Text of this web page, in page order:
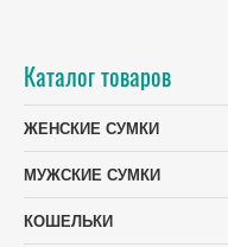
Каталог товаров
ЖЕНСКИЕ СУМКИ
МУЖСКИЕ СУМКИ
КОШЕЛЬКИ